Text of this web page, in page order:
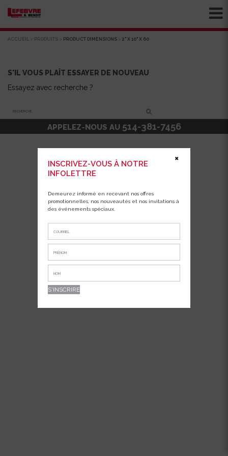
ACCUEIL > PRODUITS > PRODUCT DIMENSIONS > 2" X 10" X 60
S'IL VOUS PLAÎT ESSAYER DE NOUVEAU
Essayez avec recherche ?
INSCRIVEZ-VOUS À NOTRE
INFOLETTRE
Demeurez informé en recevant nos offres
promotionnelles, nos nouveautés et nos invitations à
des événements spéciaux.
✖
APPELEZ-NOUS AU 514-381-7456